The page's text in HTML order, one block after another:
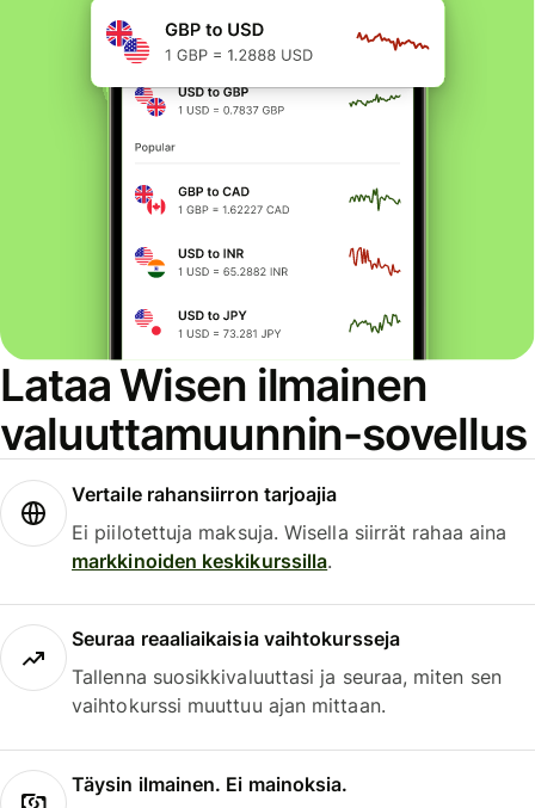
Lataa Wisen ilmainen
valuuttamuunnin-sovellus
Vertaile rahansiirron tarjoajia
Ei piilotettuja maksuja. Wisella siirrät rahaa aina
markkinoiden keskikurssilla.
Seuraa reaaliaikaisia vaihtokursseja
Tallenna suosikkivaluuttasi ja seuraa, miten sen
vaihtokurssi muuttuu ajan mittaan.
Täysin ilmainen. Ei mainoksia.